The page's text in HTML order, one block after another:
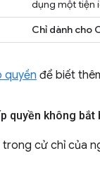
dụng một tiện
Chỉ dành cho
quyền để biết
quyền không bắt
trong cử chỉ của